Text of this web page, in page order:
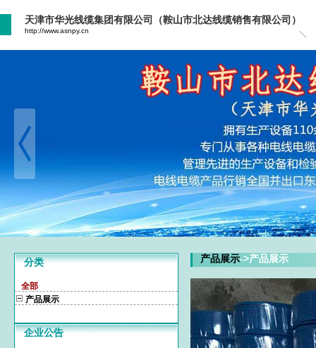
天津市华光线缆集团有限公司（鞍山市北达线缆销售有限公司）
http://www.asnpy.cn
分类
全部
产品展示
企业公告
产品展示->产品展示